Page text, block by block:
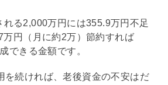
れる2,000万円には355.9万円不足
万円（月に約2万）節約すれば
できる金額です。
を続ければ、老後資金の不安はだ